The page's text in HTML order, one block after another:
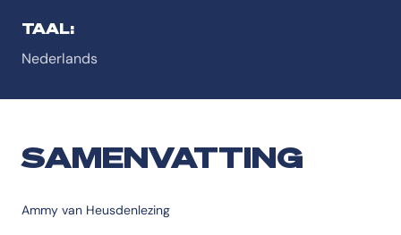
TAAL:
Nederlands
SAMENVATTING
Ammy van Heusdenlezing